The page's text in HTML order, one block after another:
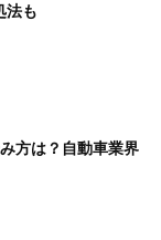
法も
方は？自動車業界